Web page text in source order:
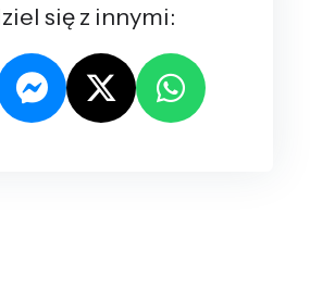
się z innymi: